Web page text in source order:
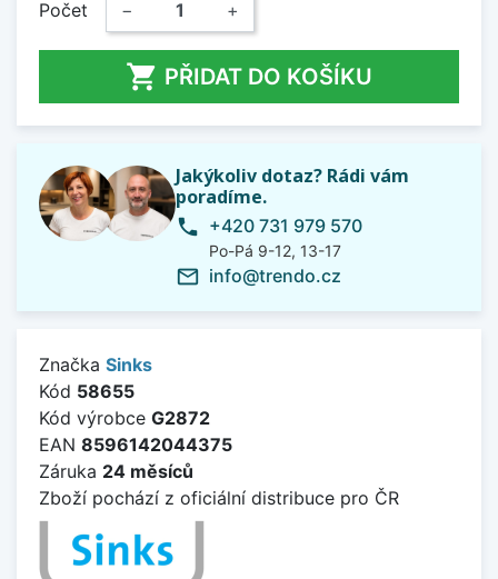
Počet − +
 PŘIDAT DO KOŠÍKU
Jakýkoliv dotaz? Rádi vám
poradíme.
phone +420 731 979 570
Po-Pá 9-12, 13-17
mail_outline info@trendo.cz
Značka Sinks
Kód 58655
Kód výrobce G2872
EAN 8596142044375
Záruka 24 měsíců
Zboží pochází z oficiální distribuce pro ČR